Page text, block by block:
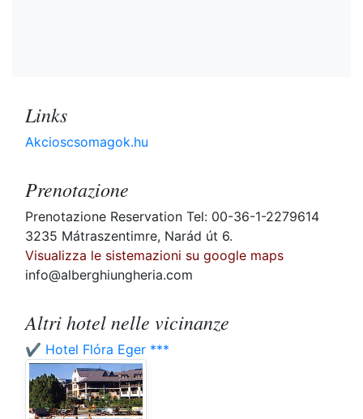
Links
Akcioscsomagok.hu
Prenotazione
Prenotazione Reservation Tel: 00-36-1-2279614
3235 Mátraszentimre, Narád út 6.
Visualizza le sistemazioni su google maps
info@alberghiungheria.com
Altri hotel nelle vicinanze
✔️ Hotel Flóra Eger ***